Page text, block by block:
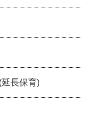
長保育)